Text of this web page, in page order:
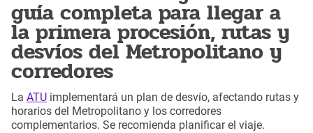
guía completa para llegar a
la primera procesión, rutas y
desvíos del Metropolitano y
corredores
La ATU implementará un plan de desvío, afectando rutas y
horarios del Metropolitano y los corredores
complementarios. Se recomienda planificar el viaje.